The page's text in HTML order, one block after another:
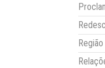
Região